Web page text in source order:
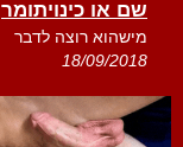
שם או כינויתומר
מישהוא רוצה לדבר
18/09/2018